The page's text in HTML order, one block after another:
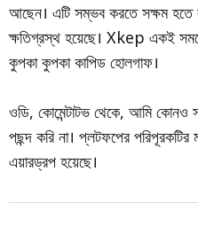
আছেন। এটি সম্ভব করতে সক্ষম হতে
ক্ষতিগ্রস্থ হয়েছে। Xkep একই
কুপকা কুপকা কাপিড হোলগাফ।
ওডি, কোমেন্টাটভ থেকে, আমি
পছন্দ করি না। প্লটফপের পরিপূরকটির
এয়ারড্রপ হয়েছে।